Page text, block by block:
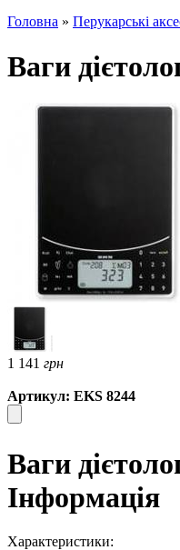
Головна » Перукарські
Ваги
1 141 грн
Артикул: EKS 8244
Ваги
Інформація
Характеристики: